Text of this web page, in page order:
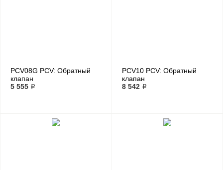
PCV08G PCV: Обратный
клапан
5 555 ₽
PCV10 PCV: Обратный
клапан
8 542 ₽